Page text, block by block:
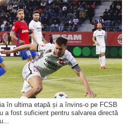
în ultima etapă și a învins-o pe FCSB
a fost suficient pentru salvarea directă